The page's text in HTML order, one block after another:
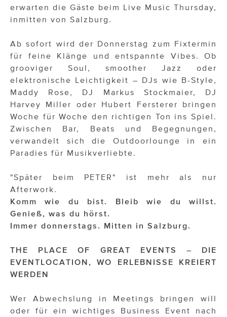
erwarten die Gäste beim Live Music Thursday,
inmitten von Salzburg.
Ab sofort wird der Donnerstag zum Fixtermin
für feine Klänge und entspannte Vibes. Ob
grooviger Soul, smoother Jazz oder
elektronische Leichtigkeit – DJs wie B-Style,
Maddy Rose, DJ Markus Stockmaier, DJ
Harvey Miller oder Hubert Fersterer bringen
Woche für Woche den richtigen Ton ins Spiel.
Zwischen Bar, Beats und Begegnungen,
verwandelt sich die Outdoorlounge in ein
Paradies für Musikverliebte.
"Später beim PETER" ist mehr als nur
Afterwork.
Komm wie du bist. Bleib wie du willst.
Genieß, was du hörst.
Immer donnerstags. Mitten in Salzburg.
THE PLACE OF GREAT EVENTS – DIE
EVENTLOCATION, WO ERLEBNISSE KREIERT
WERDEN
Wer Abwechslung in Meetings bringen will
oder für ein wichtiges Business Event nach